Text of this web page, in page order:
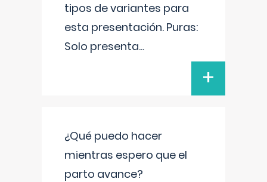
tipos de variantes para
esta presentación. Puras:
Solo presenta...
+
¿Qué puedo hacer
mientras espero que el
parto avance?